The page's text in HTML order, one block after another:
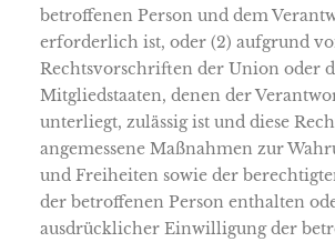
betroffenen Person und dem
erforderlich ist, oder (2) aufgrund
Rechtsvorschriften der Union oder
Mitgliedstaaten, denen der
unterliegt, zulässig ist und diese
angemessene Maßnahmen zur
und Freiheiten sowie der
der betroffenen Person enthalten
ausdrücklicher Einwilligung der